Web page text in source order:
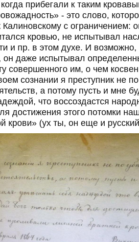
прибегали к таким
- это слово,
с ограничением:
кровью, не испытывал
и пр. в этом духе. И
он даже испытывал
совершенного им, о чем
сознании я преступник не
а потому пусть и мне
что воссоздастся
достижения этого потомки
крови» (ух ты, он еще и